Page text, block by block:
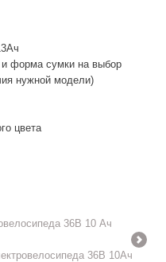
форма сумки на выбор
нужной модели)
цвета
36В 10 Ач
36В 10Ач